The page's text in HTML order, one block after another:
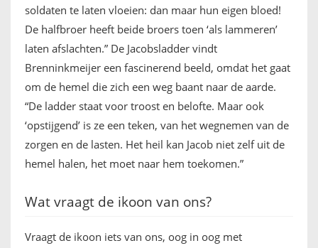
soldaten te laten vloeien: dan maar hun eigen bloed!
De halfbroer heeft beide broers toen ‘als lammeren’
laten afslachten.” De Jacobsladder vindt
Brenninkmeijer een fascinerend beeld, omdat het gaat
om de hemel die zich een weg baant naar de aarde.
“De ladder staat voor troost en belofte. Maar ook
‘opstijgend’ is ze een teken, van het wegnemen van de
zorgen en de lasten. Het heil kan Jacob niet zelf uit de
hemel halen, het moet naar hem toekomen.”
Wat vraagt de ikoon van ons?
Vraagt de ikoon iets van ons, oog in oog met